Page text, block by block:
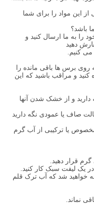
این مواد را برای شما
باشد؟
به ما ارسال کنید و
دهید
کنیم.
روی برس ها باقی مانده را
کنید و مراقب باشید که این
دارید و از خشک شدن آنها
صاف یا عمودی نگه دارید
مخصوص یا ترکیبی از آب گرم
قرار دهید.
یک لیفت سبک کار کنید.
خواهید شد که آب ترک قلم
نماند.